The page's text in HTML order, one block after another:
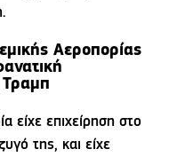
Αεροπορίας
Τραμπ
είχε επιχείρηση στο
της, και είχε